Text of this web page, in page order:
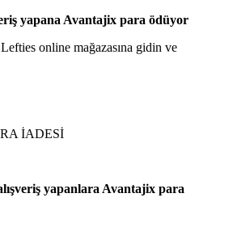
yapana Avantajix para ödüyor
online mağazasına gidin ve
İADESİ
yapanlara Avantajix para